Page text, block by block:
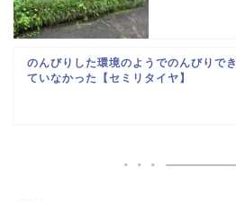
のんびりした環境のようでのんびりでき
ていなかった【セミリタイヤ】